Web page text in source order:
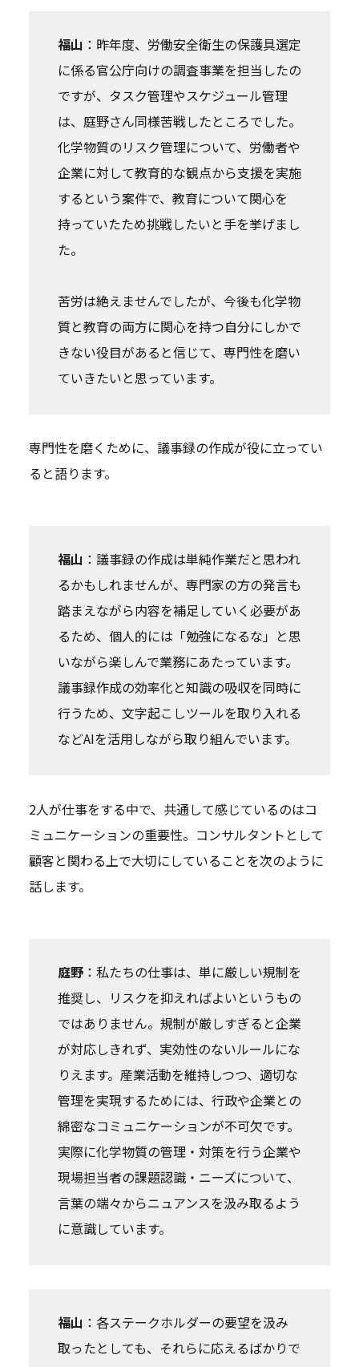
福山 ：昨年度、労働安全衛生の保護具選定
に係る官公庁向けの調査事業を担当したの
ですが、タスク管理やスケジュール管理
は、庭野さん同様苦戦したところでした。
化学物質のリスク管理について、労働者や
企業に対して教育的な観点から支援を実施
するという案件で、教育について関心を
持っていたため挑戦したいと手を挙げまし
た。
苦労は絶えませんでしたが、今後も化学物
質と教育の両方に関心を持つ自分にしかで
きない役目があると信じて、専門性を磨い
ていきたいと思っています。
専門性を磨くために、議事録の作成が役に立ってい
ると語ります。
福山 ：議事録の作成は単純作業だと思われ
るかもしれませんが、専門家の方の発言も
踏まえながら内容を補足していく必要があ
るため、個人的には「勉強になるな」と思
いながら楽しんで業務にあたっています。
議事録作成の効率化と知識の吸収を同時に
行うため、文字起こしツールを取り入れる
などAIを活用しながら取り組んでいます。
2人が仕事をする中で、共通して感じているのはコ
ミュニケーションの重要性。コンサルタントとして
顧客と関わる上で大切にしていることを次のように
話します。
庭野：私たちの仕事は、単に厳しい規制を
推奨し、リスクを抑えればよいというもの
ではありません。規制が厳しすぎると企業
が対応しきれず、実効性のないルールにな
りえます。産業活動を維持しつつ、適切な
管理を実現するためには、行政や企業との
綿密なコミュニケーションが不可欠です。
実際に化学物質の管理・対策を行う企業や
現場担当者の課題認識・ニーズについて、
言葉の端々からニュアンスを汲み取るよう
に意識しています。
福山 ：各ステークホルダーの要望を汲み
取ったとしても、それらに応えるばかりで